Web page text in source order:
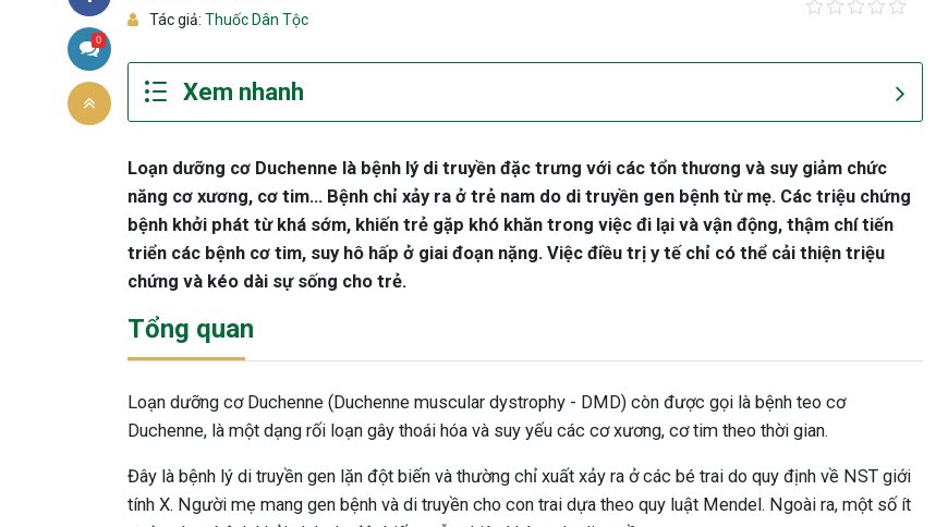
Tác giả: Thuốc Dân Tộc
0
Loạn dưỡng cơ Duchenne là bệnh lý di truyền đặc trưng với các tổn thương và suy giảm chức
năng cơ xương, cơ tim... Bệnh chỉ xảy ra ở trẻ nam do di truyền gen bệnh từ mẹ. Các triệu chứng
bệnh khởi phát từ khá sớm, khiến trẻ gặp khó khăn trong việc đi lại và vận động, thậm chí tiến
triển các bệnh cơ tim, suy hô hấp ở giai đoạn nặng. Việc điều trị y tế chỉ có thể cải thiện triệu
chứng và kéo dài sự sống cho trẻ.
Tổng quan
Loạn dưỡng cơ Duchenne (Duchenne muscular dystrophy - DMD) còn được gọi là bệnh teo cơ
Duchenne, là một dạng rối loạn gây thoái hóa và suy yếu các cơ xương, cơ tim theo thời gian.
Đây là bệnh lý di truyền gen lặn đột biến và thường chỉ xuất xảy ra ở các bé trai do quy định về NST giới
tính X. Người mẹ mang gen bệnh và di truyền cho con trai dựa theo quy luật Mendel. Ngoài ra, một số ít